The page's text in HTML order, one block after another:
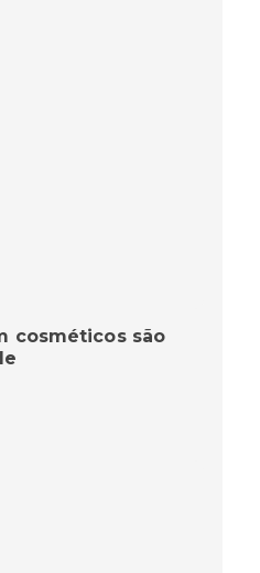
cosméticos são